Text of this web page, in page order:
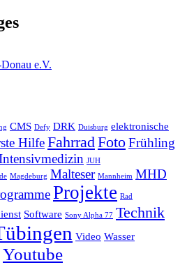
e.V.
CMS Defy DRK Duisburg elektronische
HilfeFahrradFotoFrühling
JUH
Magdeburg Malteser Mannheim MHD
Projekte Rad
Software Sony Alpha 77 Technik
Video Wasser
Youtube